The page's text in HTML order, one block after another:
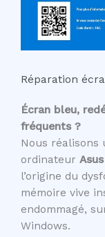
Réparation
Écran bleu,
fréquents ?
Nous réalisons
ordinateur Asus
l’origine du
mémoire vive
endommagé,
Windows.